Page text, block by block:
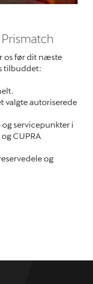
os før dit næste
tilbuddet:
valgte autoriserede
servicepunkter i
CUPRA
og